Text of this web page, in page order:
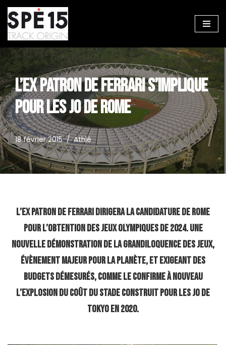
Aller
au
contenu
L’EX PATRON DE FERRARI S’IMPLIQUE
POUR LES JO DE ROME
18 février 2015 Athlé
L’ex patron de Ferrari dirigera la candidature de Rome
pour l’obtention des Jeux Olympiques de 2024. Une
nouvelle démonstration de la grandiloquence des Jeux,
évènement majeur pour la planète, et exigeant des
budgets démesurés, comme le confirme à nouveau
l’explosion du coût du stade construit pour les JO de
Tokyo en 2020.